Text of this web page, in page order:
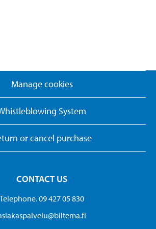
Manage cookies
System
or cancel purchase
CONTACT US
Telephone. 09 427 05 830